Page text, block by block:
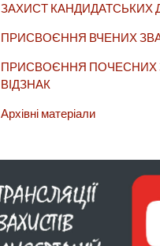
ЗАХИСТ КАНДИДАТСЬКИХ
ПРИСВОЄННЯ ВЧЕНИХ
ПРИСВОЄННЯ ПОЧЕСНИХ
ВІДЗНАК
Архівні матеріали